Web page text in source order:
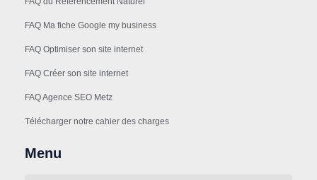
FAQ Ma fiche Google my business
FAQ Optimiser son site internet
FAQ Créer son site internet
FAQ Agence SEO Metz
Télécharger notre cahier des charges
Menu